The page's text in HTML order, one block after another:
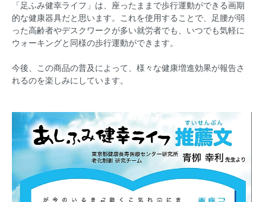
「足ふみ健幸ライフ」は、座ったままで歩行運動ができる画期
的な健康器具だと思います。これを使用することで、足腰が弱
った高齢者やデスクワークが多い就労者でも、いつでも気軽に
ウォーキングと同様の歩行運動ができます。
今後、この商品の普及によって、様々な健康増進効果が報告さ
れるのを楽しみにしています。